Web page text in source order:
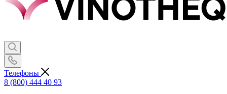
Телефоны
8 (800) 444 40 93